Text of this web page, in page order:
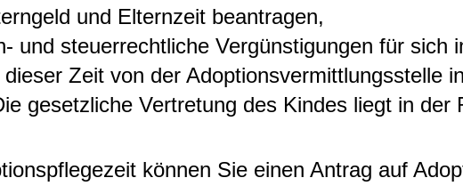
und Elternzeit beantragen,
und steuerrechtliche Vergünstigungen für sich
Zeit von der Adoptionsvermittlungsstelle
gesetzliche Vertretung des Kindes liegt in der
können Sie einen Antrag auf